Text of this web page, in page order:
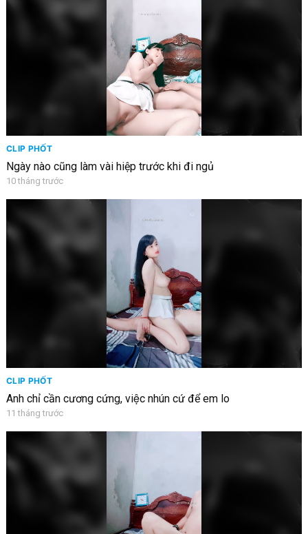
CLIP PHỐT
Ngày nào cũng làm vài hiệp trước khi đi ngủ
10 tháng trước
CLIP PHỐT
Anh chỉ cần cương cứng, việc nhún cứ để em lo
11 tháng trước